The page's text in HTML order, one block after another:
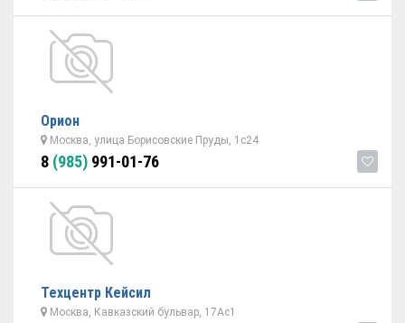
Орион
Москва, улица Борисовские Пруды, 1с24
8 (985) 991-01-76
Техцентр Кейсил
Москва, Кавказский бульвар, 17Ас1